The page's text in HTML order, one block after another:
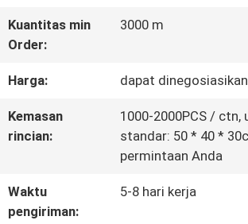
KONTROL
HUBUNGI
BERITA
Kuantitas min
Order:
3000 m
Harga: dapat dinegosiasikan
Kemasan
rincian:
1000-2000PCS / ctn,
standar: 50 * 40 *
permintaan Anda
Waktu
pengiriman:
5-8 hari kerja